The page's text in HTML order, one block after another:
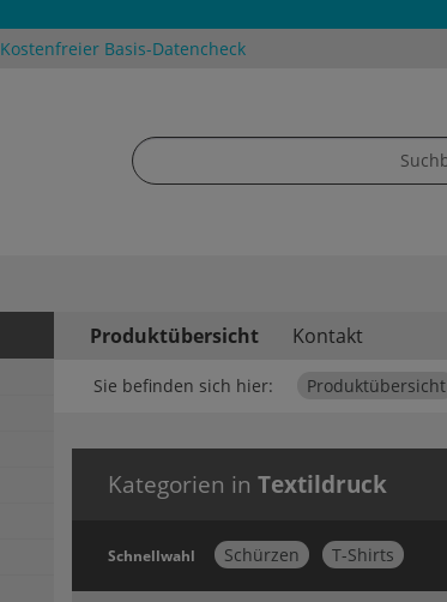
Kostenfreier Basis-Datencheck
Produktübersicht Kontakt
Sie befinden sich hier: Produktübersicht
Kategorien in Textildruck
Schnellwahl Schürzen T-Shirts